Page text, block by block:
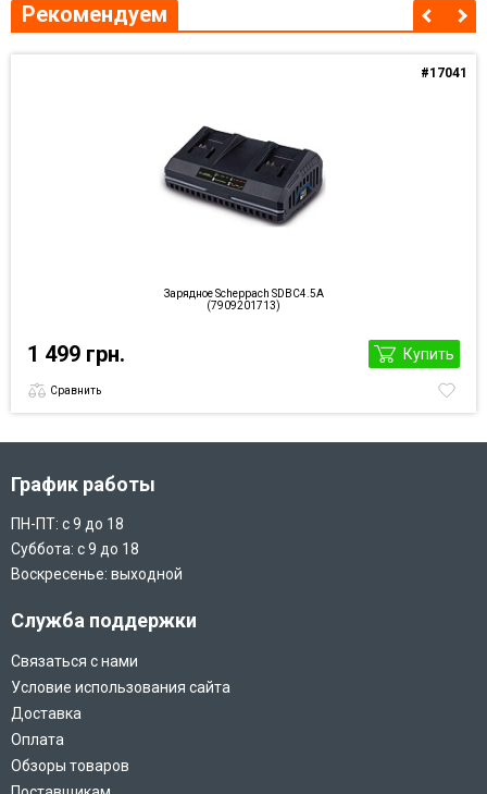
Рекомендуем
#17041
Зарядное Scheppach SDBC4.5A
(7909201713)
1 499 грн. Купить
Сравнить
График работы
ПН-ПТ: с 9 до 18
Суббота: с 9 до 18
Воскресенье: выходной
Служба поддержки
Связаться с нами
Условие использования сайта
Доставка
Оплата
Обзоры товаров